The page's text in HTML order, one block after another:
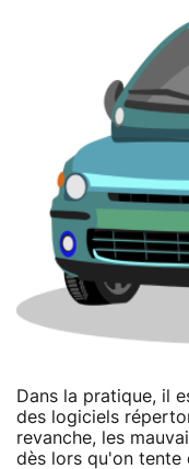
Dans la pratique, il
des logiciels
revanche, les
dès lors qu'on tente